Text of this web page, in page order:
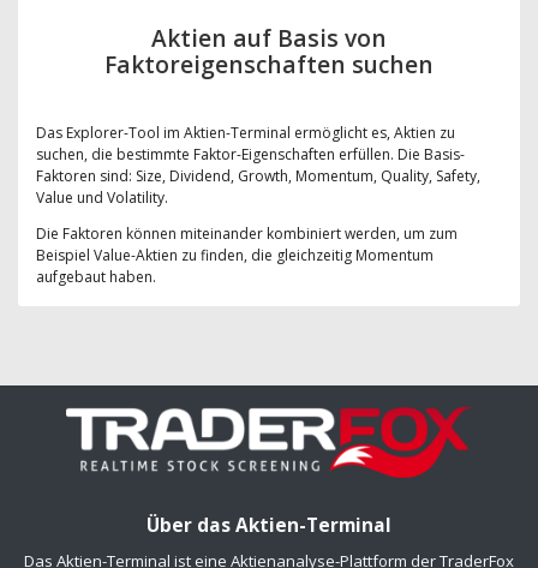
Aktien auf Basis von
Faktoreigenschaften suchen
Das Explorer-Tool im Aktien-Terminal ermöglicht es, Aktien zu
suchen, die bestimmte Faktor-Eigenschaften erfüllen. Die Basis-
Faktoren sind: Size, Dividend, Growth, Momentum, Quality, Safety,
Value und Volatility.
Die Faktoren können miteinander kombiniert werden, um zum
Beispiel Value-Aktien zu finden, die gleichzeitig Momentum
aufgebaut haben.
Über das Aktien-Terminal
Das Aktien-Terminal ist eine Aktienanalyse-Plattform der TraderFox